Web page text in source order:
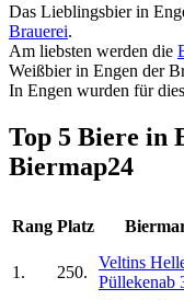
Das Lieblingsbier in
Brauerei.
Am liebsten werden die
Weißbier in Engen der
In Engen wurden für
Top 5 Biere in
Biermap24
Rang Platz
1.
250.
Veltins
Püllekenab